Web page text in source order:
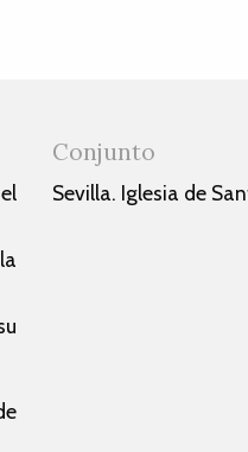
Conjunto
Sevilla. Iglesia de